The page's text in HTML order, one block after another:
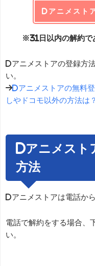
dアニメスト
※31日以内の解約で
dアニメストアの登録方
い。
→dアニメストアの無料
しやドコモ以外の方法は？
dアニメスト
方法
dアニメストアは電話か
電話で解約をする場合、
い。